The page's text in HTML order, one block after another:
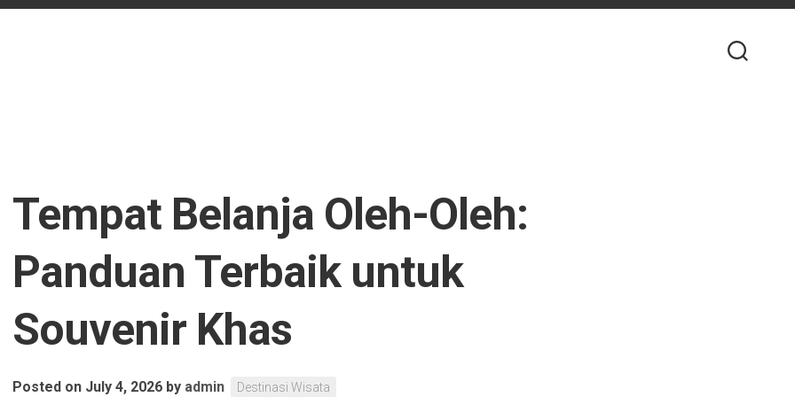
Tempat Belanja Oleh-Oleh:
Panduan Terbaik untuk
Souvenir Khas
Posted on July 4, 2026 by admin Destinasi Wisata